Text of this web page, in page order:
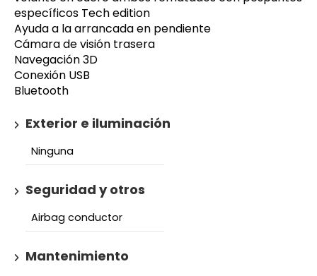
específicos Tech edition
Ayuda a la arrancada en pendiente
Cámara de visión trasera
Navegación 3D
Conexión USB
Bluetooth
Exterior e iluminación
Ninguna
Seguridad y otros
Airbag conductor
Mantenimiento